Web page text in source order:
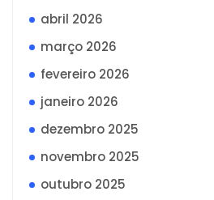
abril 2026
março 2026
fevereiro 2026
janeiro 2026
dezembro 2025
novembro 2025
outubro 2025